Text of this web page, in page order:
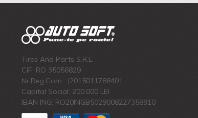
Tires And Parts S.R.L.
CIF: RO 35056829
Nr.Reg.Com.: J2015011788401
Capital Social: 200.000 LEI
IBAN ING: RO20INGB5029008227358910